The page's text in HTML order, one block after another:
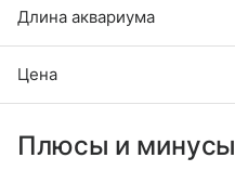
Длина аквариума
Цена
Плюсы и минусы